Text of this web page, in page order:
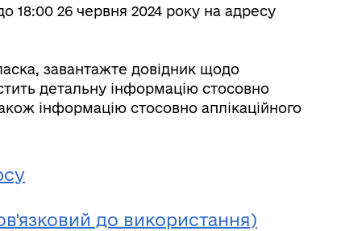
18:00 26 червня 2024 року на адресу
завантажте довідник щодо
детальну інформацію стосовно
інформацію стосовно аплікаційного
до використання)